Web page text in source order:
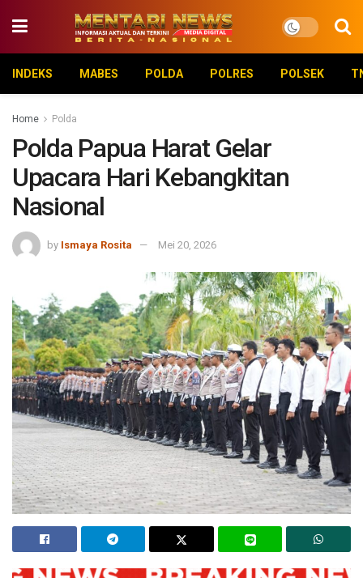
INDEKS MABES POLDA POLRES POLSEK
Home Polda
Polda Papua Harat Gelar
Upacara Hari Kebangkitan
Nasional
by Ismaya Rosita Mei 20, 2026